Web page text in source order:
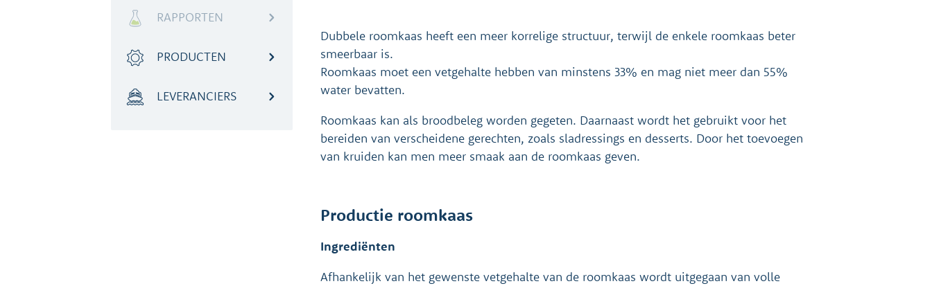
RAPPORTEN
PRODUCTEN
LEVERANCIERS
Dubbele roomkaas heeft een meer korrelige structuur, terwijl de enkele roomkaas beter
smeerbaar is.
Roomkaas moet een vetgehalte hebben van minstens 33% en mag niet meer dan 55%
water bevatten.
Roomkaas kan als broodbeleg worden gegeten. Daarnaast wordt het gebruikt voor het
bereiden van verscheidene gerechten, zoals sladressings en desserts. Door het toevoegen
van kruiden kan men meer smaak aan de roomkaas geven.
Productie roomkaas
Ingrediënten
Afhankelijk van het gewenste vetgehalte van de roomkaas wordt uitgegaan van volle